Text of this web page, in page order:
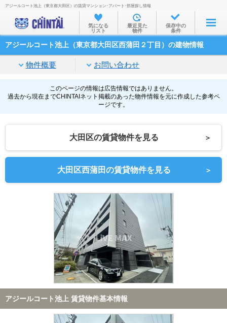
お部屋を探す
沿線・駅から
家賃相場から
通勤通学時間から
物件特集から
不動産会社から
TOP
アジールコート池上（東京都大田区）の賃貸マンション･アパート･部屋探し情報
気になる
リスト
最近見た
物件
保存中の
条件
アジールコート池上（東京都大田区西蒲田２丁目）の建物情報
物件概要 お問い合わせ
このページの情報は広告情報ではありません。
過去から現在までCHINTAIネット掲載のあった物件情報を元に作成した参考ペ
ージです。
大田区の賃貸物件を見る ＞
大田区西蒲田の賃貸物件を見る ＞
アジールコート池上 賃貸物件基本情報